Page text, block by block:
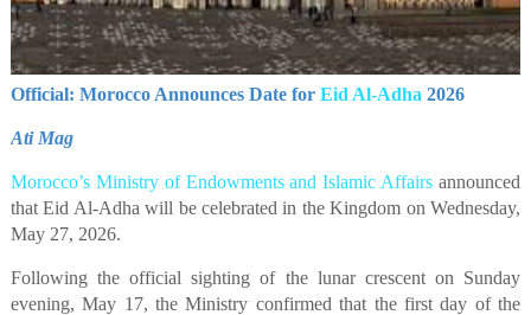
Official: Morocco Announces Date for Eid Al-Adha 2026
Ati Mag
Morocco’s Ministry of Endowments and Islamic Affairs announced
that Eid Al-Adha will be celebrated in the Kingdom on Wednesday,
May 27, 2026.
Following the official sighting of the lunar crescent on Sunday
evening, May 17, the Ministry confirmed that the first day of the